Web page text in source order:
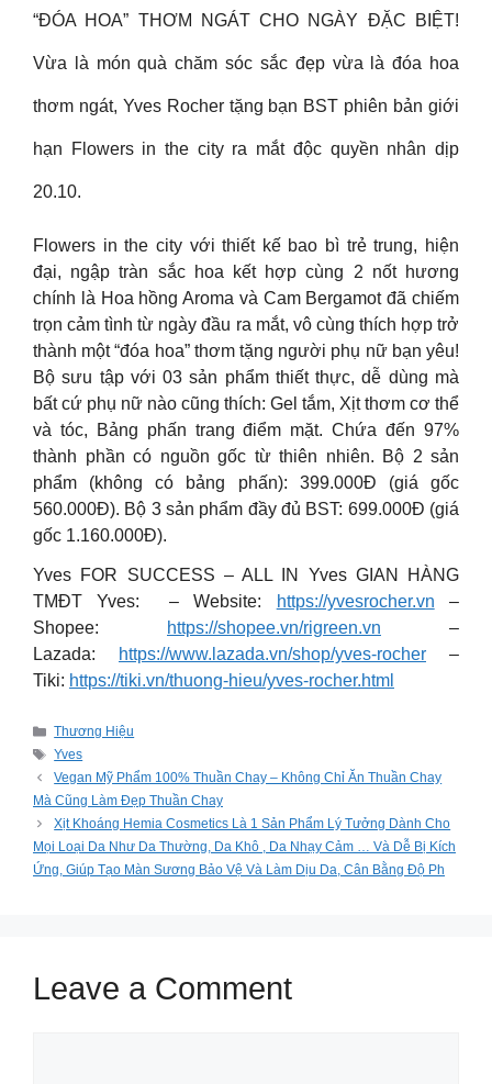
“ĐÓA HOA” THƠM NGÁT CHO NGÀY ĐẶC BIỆT!
Vừa là món quà chăm sóc sắc đẹp vừa là đóa hoa
thơm ngát, Yves Rocher tặng bạn BST phiên bản giới
hạn Flowers in the city ra mắt độc quyền nhân dịp
20.10.
Flowers in the city với thiết kế bao bì trẻ trung, hiện
đại, ngập tràn sắc hoa kết hợp cùng 2 nốt hương
chính là Hoa hồng Aroma và Cam Bergamot đã chiếm
trọn cảm tình từ ngày đầu ra mắt, vô cùng thích hợp trở
thành một “đóa hoa” thơm tặng người phụ nữ bạn yêu!
Bộ sưu tập với 03 sản phẩm thiết thực, dễ dùng mà
bất cứ phụ nữ nào cũng thích: Gel tắm, Xịt thơm cơ thể
và tóc, Bảng phấn trang điểm mặt. Chứa đến 97%
thành phần có nguồn gốc từ thiên nhiên. Bộ 2 sản
phẩm (không có bảng phấn): 399.000Đ (giá gốc
560.000Đ). Bộ 3 sản phẩm đầy đủ BST: 699.000Đ (giá
gốc 1.160.000Đ).
Yves FOR SUCCESS – ALL IN Yves GIAN HÀNG
TMĐT Yves: – Website:
https://yvesrocher.vn –
Shopee:
https://shopee.vn/rigreen.vn –
Lazada:
https://www.lazada.vn/shop/yves-rocher –
Tiki: https://tiki.vn/thuong-hieu/yves-rocher.html
Categories
Thương Hiệu
Tags
Yves
Vegan Mỹ Phẩm 100% Thuần Chay – Không Chỉ Ăn Thuần Chay
Mà Cũng Làm Đẹp Thuần Chay
Xịt Khoáng Hemia Cosmetics Là 1 Sản Phẩm Lý Tưởng Dành Cho
Mọi Loại Da Như Da Thường, Da Khô , Da Nhạy Cảm … Và Dễ Bị Kích
Ứng, Giúp Tạo Màn Sương Bảo Vệ Và Làm Dịu Da, Cân Bằng Độ Ph
Leave a Comment